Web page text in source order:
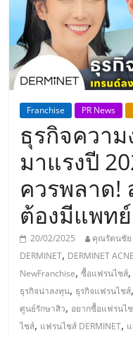
รวม
ธุรกิจ
เอ
ส
เอ็
มอี
ไทย,
Franchise PR News
ธุรกิจควา
มาแรงปี
ควรพลาด!
ต้องมีแพทย์
20/02/2025 คุณรัตนชัย
DERMINET, DERMINET
NewFranchise,ซื้อแฟรนไชส์
ธุรกิจน่าลงทุน, ธุรกิจแฟรนไชส์,
ศูนย์รักษาสิว, อยากซื้อแฟรนไ
ไชส์, แฟรนไชส์ DERMINET,